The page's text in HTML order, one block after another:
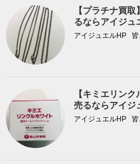
【プラチナ買
るならアイジュ
アイジュエルHP
【キミエリン
売るならアイジ
アイジュエルHP